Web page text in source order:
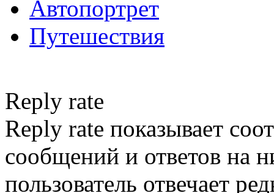
Автопортрет
Путешествия
Reply rate
Reply rate показывает
сообщений и ответов на
пользователь отвечает